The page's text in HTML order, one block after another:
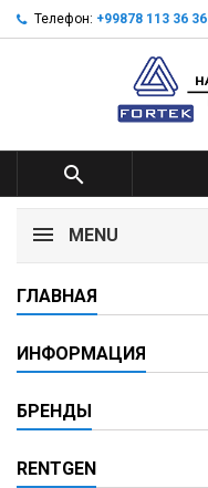
Телефон: +99878 113 36 36

MENU
ГЛАВНАЯ
ИНФОРМАЦИЯ
БРЕНДЫ
RENTGEN